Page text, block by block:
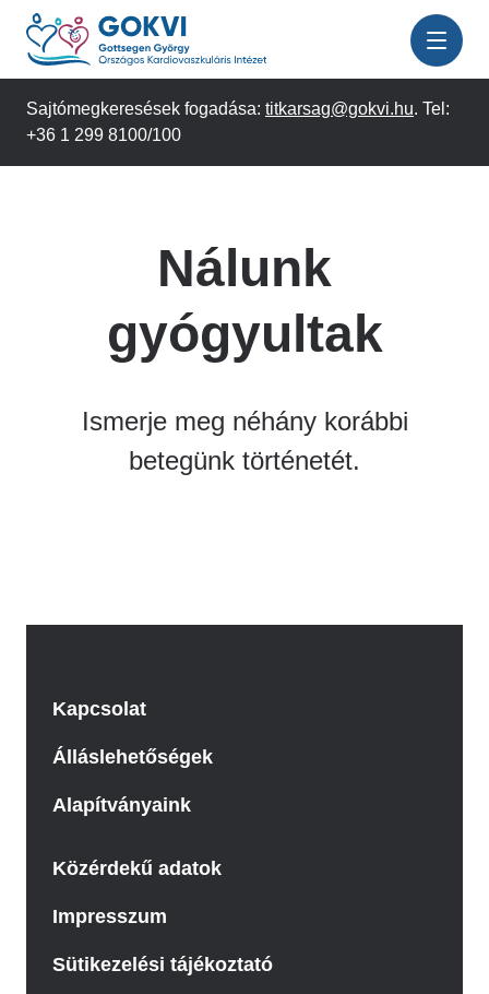
Ugrás
tartalomra
Sajtómegkeresések fogadása: titkarsag@gokvi.hu. Tel:
+36 1 299 8100/100
Nálunk
gyógyultak
Ismerje meg néhány korábbi
betegünk történetét.
Kapcsolat
Álláslehetőségek
Alapítványaink
Közérdekű adatok
Impresszum
Sütikezelési tájékoztató